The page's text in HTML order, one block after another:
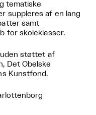
tematiske
suppleres af en lang
samt
for skoleklasser.
støttet af
Det Obelske
Kunstfond.